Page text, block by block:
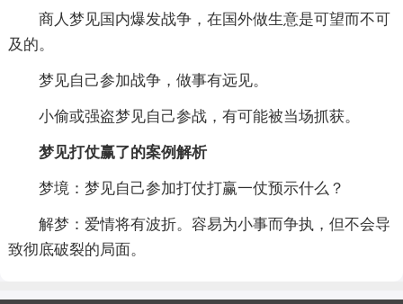
商人梦见国内爆发战争，在国外做生意是可望而不可
及的。
梦见自己参加战争，做事有远见。
小偷或强盗梦见自己参战，有可能被当场抓获。
梦见打仗赢了的案例解析
梦境：梦见自己参加打仗打赢一仗预示什么？
解梦：爱情将有波折。容易为小事而争执，但不会导
致彻底破裂的局面。